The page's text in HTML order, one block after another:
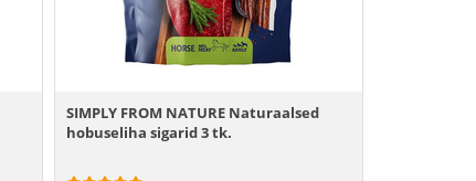
SIMPLY FROM NATURE Naturaalsed
hobuseliha sigarid 3 tk.